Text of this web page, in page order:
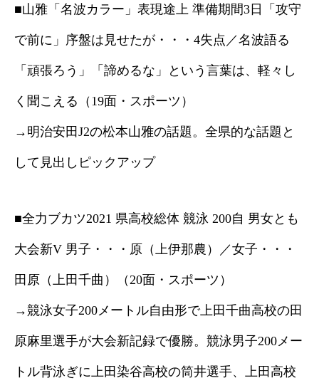
■山雅「名波カラー」表現途上 準備期間3日「攻守
で前に」序盤は見せたが・・・4失点／名波語る
「頑張ろう」「諦めるな」という言葉は、軽々し
く聞こえる（19面・スポーツ）
→明治安田J2の松本山雅の話題。全県的な話題と
して見出しピックアップ
■全力ブカツ2021 県高校総体 競泳 200自 男女とも
大会新V 男子・・・原（上伊那農）／女子・・・
田原（上田千曲）（20面・スポーツ）
→競泳女子200メートル自由形で上田千曲高校の田
原麻里選手が大会新記録で優勝。競泳男子200メー
トル背泳ぎに上田染谷高校の筒井選手、上田高校